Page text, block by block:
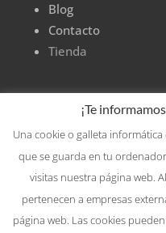
Blog
Contacto
Tienda
¡Te
Una cookie o galleta
que se guarda en tu
visitas nuestra página web.
pertenecen a empresas
página web. Las cookies